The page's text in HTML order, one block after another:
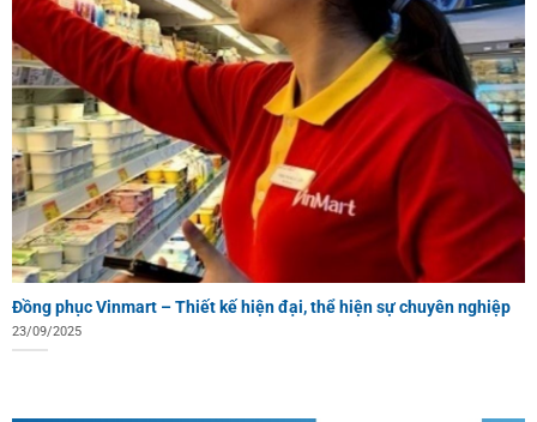
Đồng phục Vinmart – Thiết kế hiện đại, thể hiện sự chuyên nghiệp
23/09/2025